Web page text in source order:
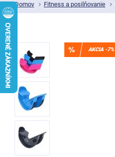
Domov Fitness a posilňovanie
AKCIA -7%